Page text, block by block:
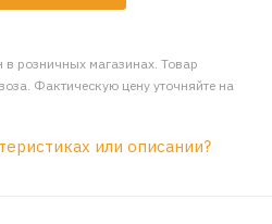
в розничных магазинах. Товар
Фактическую цену уточняйте на
или описании?